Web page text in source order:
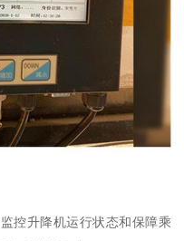
控升降机运行状态和保障乘